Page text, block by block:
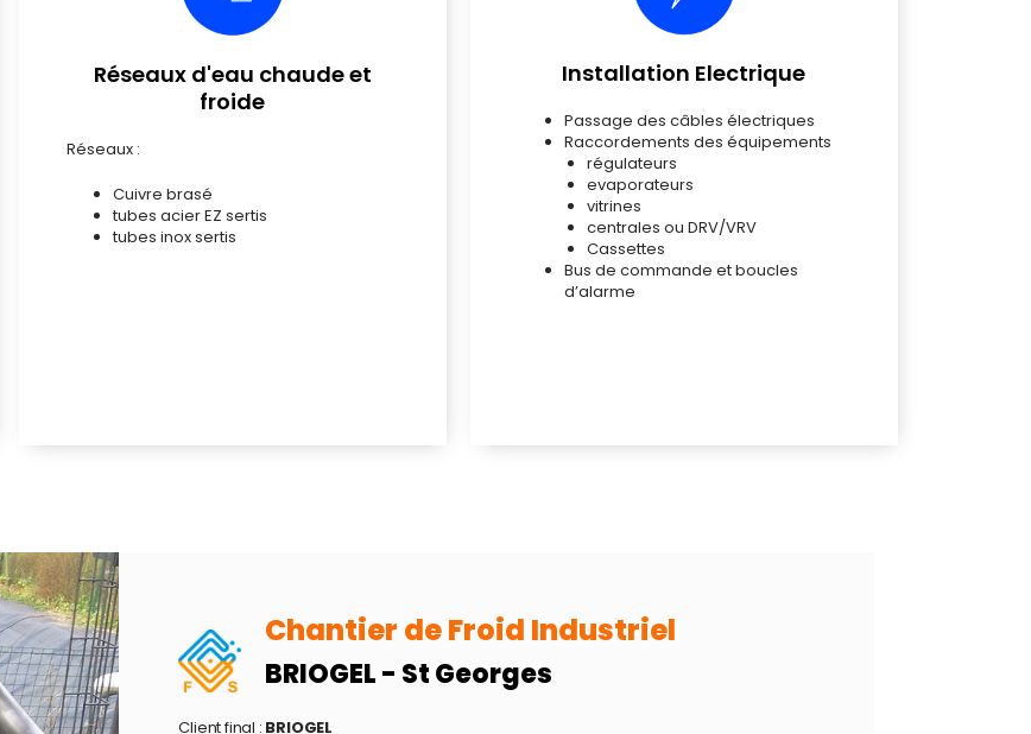
Réseaux d'eau chaude et
froide
Réseaux :
Cuivre brasé
tubes acier EZ sertis
tubes inox sertis
Installation Electrique
Passage des câbles électriques
Raccordements des équipements
régulateurs
evaporateurs
vitrines
centrales ou DRV/VRV
Cassettes
Bus de commande et boucles
d’alarme
Chantier de Froid Industriel
BRIOGEL - St Georges
Client final : BRIOGEL